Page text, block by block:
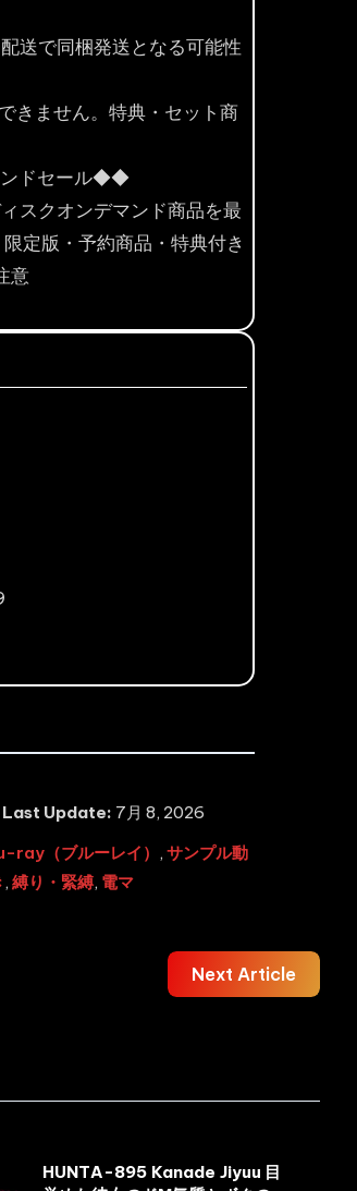
送で同梱発送となる可能性
きません。特典・セット商
ドセール◆◆
スクオンデマンド商品を最
定版・予約商品・特典付き
意
Last Update: 7月 8, 2026
ray（ブルーレイ） ,サンプル動
, 縛り・緊縛, 電マ
Next Article
HUNTA-895 Kanade Jiyuu 目